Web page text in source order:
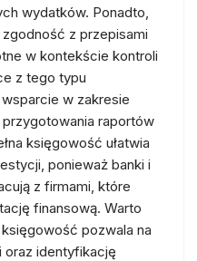
wydatków. Ponadto,
z przepisami
w kontekście kontroli
z tego typu
w zakresie
raportów
księgowość ułatwia
ponieważ banki i
z firmami, które
finansową. Warto
pozwala na
oraz identyfikację